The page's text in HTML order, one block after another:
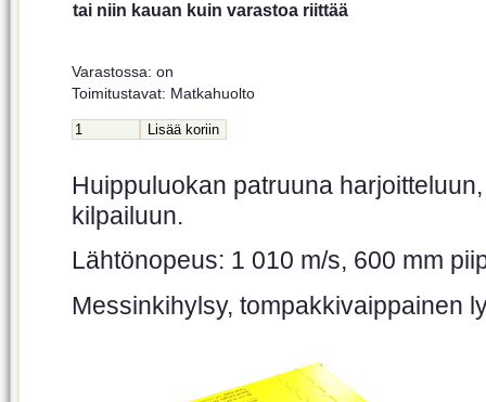
tai niin kauan kuin varastoa riittää
Varastossa: on
Toimitustavat: Matkahuolto
Huippuluokan patruuna
kilpailuun.
Lähtönopeus: 1 010 m/s, 600 mm
Messinkihylsy, tompakkivaippainen